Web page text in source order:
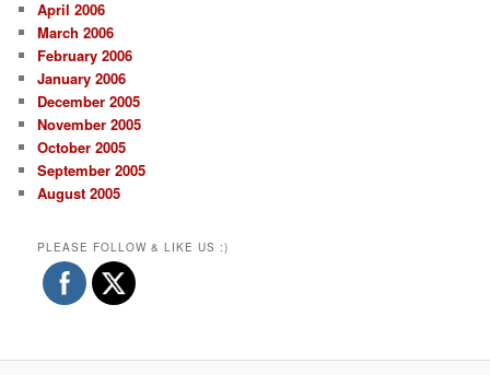
April 2006
March 2006
February 2006
January 2006
December 2005
November 2005
October 2005
September 2005
August 2005
PLEASE FOLLOW & LIKE US :)